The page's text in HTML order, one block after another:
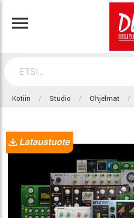
Kotiin Studio Ohjelmat